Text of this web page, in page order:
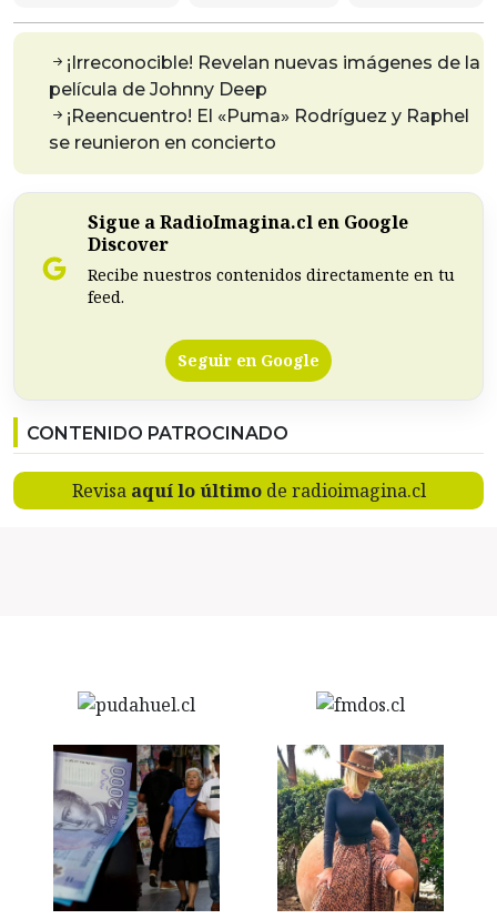
¡Irreconocible! Revelan nuevas imágenes de la
película de Johnny Deep
¡Reencuentro! El «Puma» Rodríguez y Raphel
se reunieron en concierto
Sigue a RadioImagina.cl en Google
Discover
Recibe nuestros contenidos directamente en tu
feed.
Seguir en Google
CONTENIDO PATROCINADO
Revisa aquí lo últimode radioimagina.cl